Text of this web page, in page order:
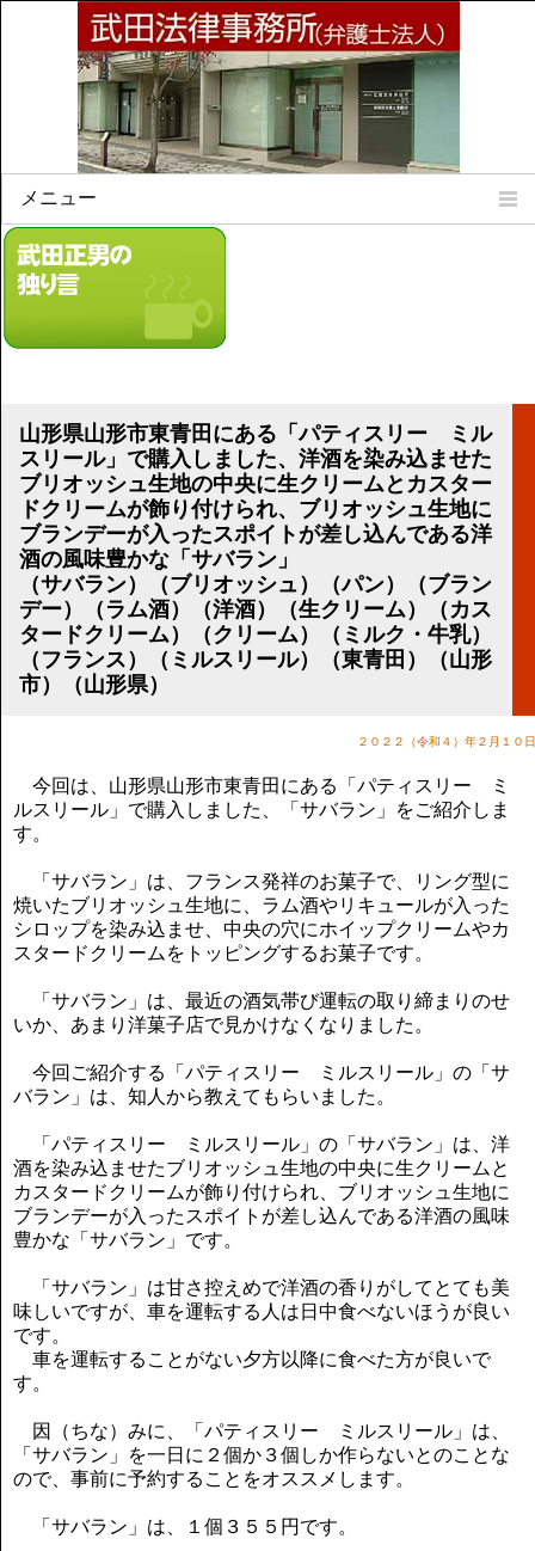
メニュー
Home
所属弁護士
法律相談案内
リンク集
顧問契約について
講演のご案内
気をつけたい法律のポイント
武田正男の独り言
山形県山形市東青田にある「パティスリー ミル
スリール」で購入しました、洋酒を染み込ませた
ブリオッシュ生地の中央に生クリームとカスター
ドクリームが飾り付けられ、ブリオッシュ生地に
ブランデーが入ったスポイトが差し込んである洋
酒の風味豊かな「サバラン」
（サバラン）（ブリオッシュ）（パン）（ブラン
デー）（ラム酒）（洋酒）（生クリーム）（カス
タードクリーム）（クリーム）（ミルク・牛乳）
（フランス）（ミルスリール）（東青田）（山形
市）（山形県）
２０２２（令和４）年２月１０日
今回は、山形県山形市東青田にある「パティスリー ミ
ルスリール」で購入しました、「サバラン」をご紹介しま
す。
「サバラン」は、フランス発祥のお菓子で、リング型に
焼いたブリオッシュ生地に、ラム酒やリキュールが入った
シロップを染み込ませ、中央の穴にホイップクリームやカ
スタードクリームをトッピングするお菓子です。
「サバラン」は、最近の酒気帯び運転の取り締まりのせ
いか、あまり洋菓子店で見かけなくなりました。
今回ご紹介する「パティスリー ミルスリール」の「サ
バラン」は、知人から教えてもらいました。
「パティスリー ミルスリール」の「サバラン」は、洋
酒を染み込ませたブリオッシュ生地の中央に生クリームと
カスタードクリームが飾り付けられ、ブリオッシュ生地に
ブランデーが入ったスポイトが差し込んである洋酒の風味
豊かな「サバラン」です。
「サバラン」は甘さ控えめで洋酒の香りがしてとても美
味しいですが、車を運転する人は日中食べないほうが良い
です。
車を運転することがない夕方以降に食べた方が良いで
す。
因（ちな）みに、「パティスリー ミルスリール」は、
「サバラン」を一日に２個か３個しか作らないとのことな
ので、事前に予約することをオススメします。
「サバラン」は、１個３５５円です。